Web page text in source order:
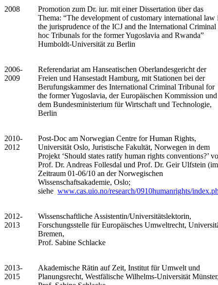
2008
Promotion zum Dr. iur. mit einer Dissertation über das
Thema: “The development of customary international law
the jurisprudence of the ICJ and the International Criminal
hoc Tribunals for the former Yugoslavia and Rwanda”
Humboldt-Universität zu Berlin
2006-
2009
Referendariat am Hanseatischen Oberlandesgericht der
Freien und Hansestadt Hamburg, mit Stationen bei der
Berufungskammer des International Criminal Tribunal for
the former Yugoslavia, der Europäischen Kommission und
dem Bundesministerium für Wirtschaft und Technologie,
Berlin
2010-
2012
Post-Doc am Norwegian Centre for Human Rights,
Universität Oslo, Juristische Fakultät, Norwegen in dem
Projekt ‘Should states ratify human rights conventions?’
Prof. Dr. Andreas Follesdal und Prof. Dr. Geir Ulfstein (im
Zeitraum 01-06/10 an der Norwegischen
Wissenschaftsakademie, Oslo;
siehe www.cas.uio.no/research/0910humanrights/
2012-
2013
Wissenschaftliche Assistentin/Universitätslektorin,
Forschungsstelle für Europäisches Umweltrecht,
Bremen,
Prof. Sabine Schlacke
2013-
2015
Akademische Rätin auf Zeit, Institut für Umwelt und
Planungsrecht, Westfälische Wilhelms-Universität